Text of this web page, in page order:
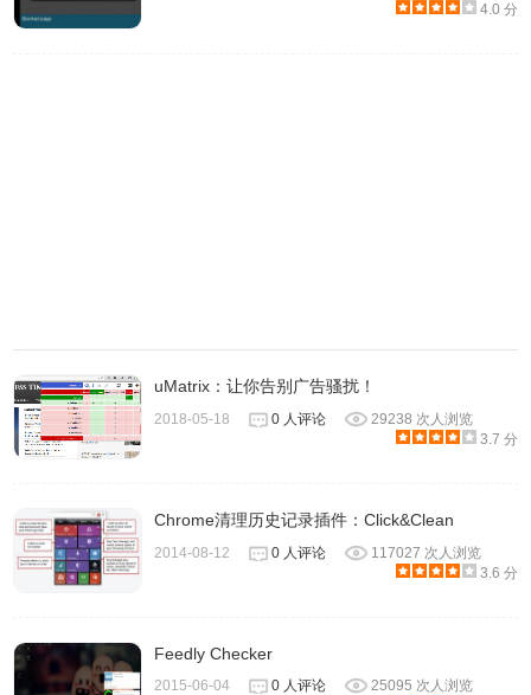
4.0 分
uMatrix：让你告别广告骚扰！
2018-05-18 0 人评论
29238 次人浏览
3.7 分
Chrome清理历史记录插件：Click&Clean
2014-08-12 0 人评论
117027 次人浏览
3.6 分
Feedly Checker
2015-06-04 0 人评论
25095 次人浏览